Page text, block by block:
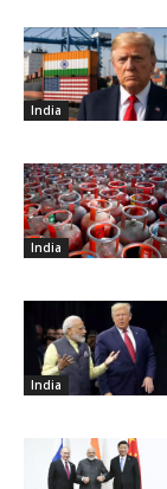
India
India
India